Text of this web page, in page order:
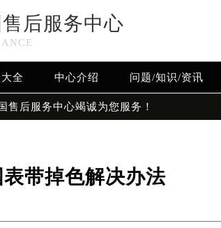
后服务中心
全 中心介绍 问题/知识/资讯
售后服务中心竭诚为您服务！
带掉色解决办法